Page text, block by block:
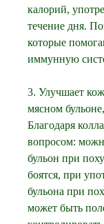
калорий,
течение дня.
которые
иммунную
3. Улучшает
мясном
Благодаря
вопросом:
бульон при
боятся, при
бульона при
может быть